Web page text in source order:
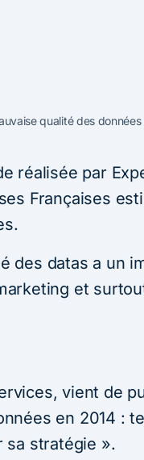
qualité des
réalisée par
Françaises
des datas a un
et
vient de
en 2014 :
sa stratégie ».